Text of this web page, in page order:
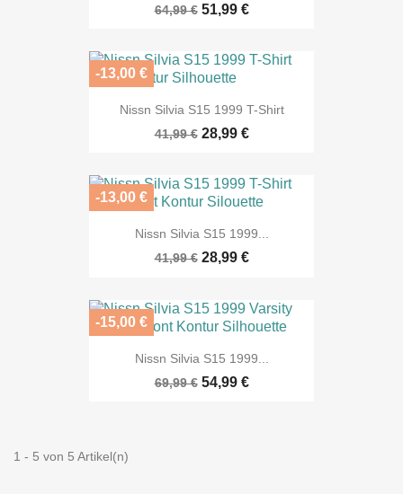
64,99 € 51,99 €
Nissn Silvia S15 1999 T-Shirt
41,99 € 28,99 €
-13,00 €
Nissn Silvia S15 1999...
41,99 € 28,99 €
-13,00 €
Nissn Silvia S15 1999...
69,99 € 54,99 €
-15,00 €
1 - 5 von 5 Artikel(n)